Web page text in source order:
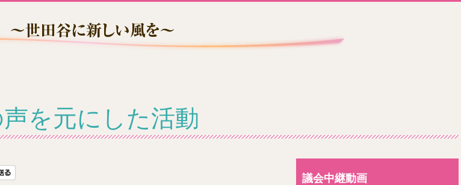
を元にした活動
議会中継動画